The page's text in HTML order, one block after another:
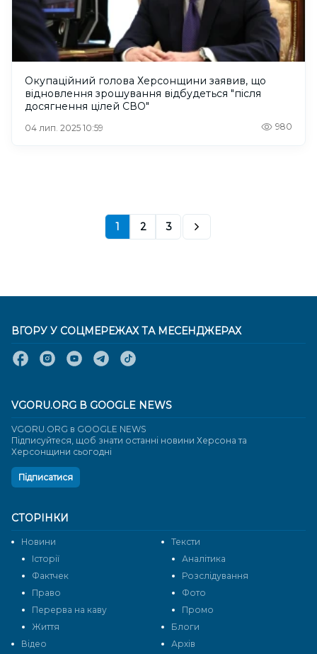
Окупаційний голова Херсонщини заявив, що
відновлення зрошування відбудеться "після
досягнення цілей СВО"
04 лип. 2025 10:59 980
1 2 3
СТОРІНКИ
Новини
Тексти
Історії
Аналітика
Фактчек
Розслідування
Право
Фото
Перерва на каву
Промо
Життя
Блоги
Відео
Архів
ВГОРУ У СОЦМЕРЕЖАХ ТА МЕСЕНДЖЕРАХ
VGORU.ORG В GOOGLE NEWS
VGORU.ORG в GOOGLE NEWS
Підписуйтеся, щоб знати останні новини Херсона та
Херсонщини сьогодні
Підписатися